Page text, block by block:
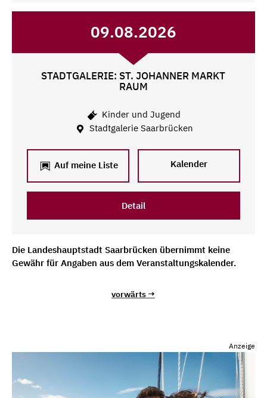
09.08.2026
STADTGALERIE: ST. JOHANNER MARKT
RAUM
Kinder und Jugend
Stadtgalerie Saarbrücken
Auf meine Liste Kalender
Detail
Die Landeshauptstadt Saarbrücken übernimmt keine
Gewähr für Angaben aus dem Veranstaltungskalender.
vorwärts →
Anzeige